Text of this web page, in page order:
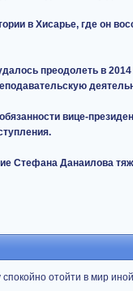
в Хисарье, где он
преодолеть в 2014
вице-
Стефана Данаилова
отойти в мир